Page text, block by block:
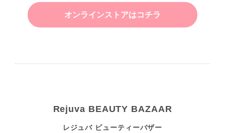
オンラインストアはコチラ
Rejuva BEAUTY BAZAAR
レジュバ ビューティーバザー